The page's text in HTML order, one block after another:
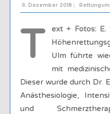
9. Dezember 2018
T ext + Fotos: E.
Ulm führte
mit
Dieser wurde durch Dr.
Anästhesiologie,
und